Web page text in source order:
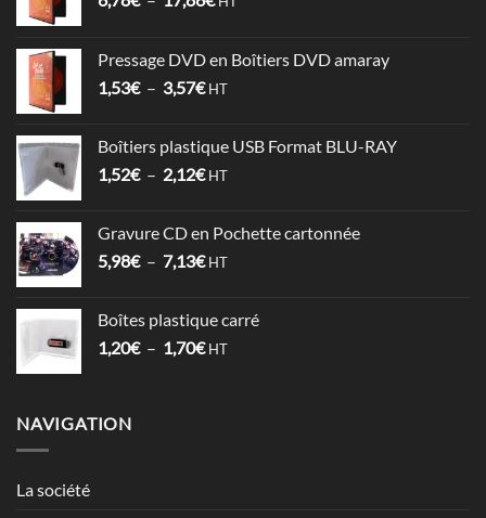
6,78€
à
Pressage DVD en Boîtiers DVD amaray
1,53€ – 3,57€Plage
1,53€
à
HT
Boîtiers plastique USB Format BLU-RAY
1,52€ – 2,12€Plage
1,52€
à
HT
Gravure CD en Pochette cartonnée
5,98€ – 7,13€Plage
5,98€
à
HT
Boîtes plastique carré
1,20€ – 1,70€Plage
HT
NAVIGATION
La société